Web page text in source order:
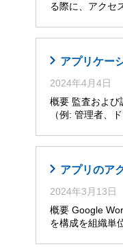
る際に、アクセ
アプリケー
2024年4月4日
概要 監査および
（例: 管理者、
アプリのア
2024年3月13日
概要 Google
を構成を組織単